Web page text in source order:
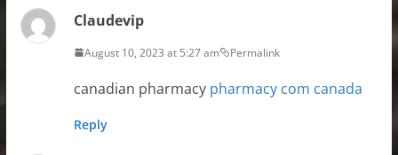
Claudevip
August 10, 2023 at 5:27 am Permalink
canadian pharmacy pharmacy com canada
Reply